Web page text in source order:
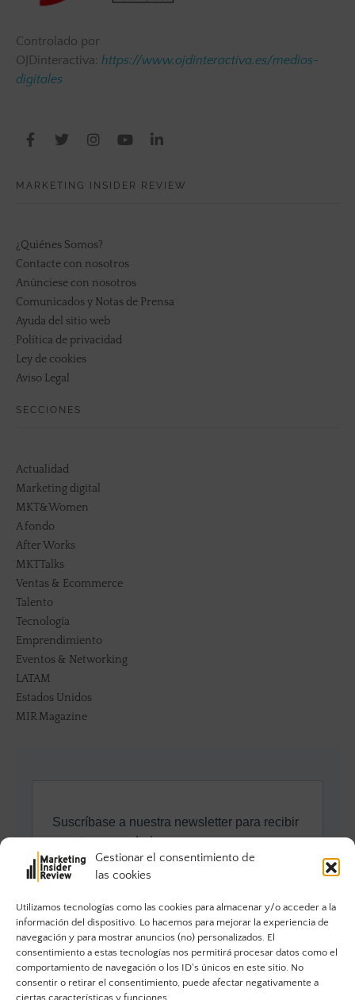
Gestionar el consentimiento de
las cookies
Utilizamos tecnologías como las cookies para almacenar y/o acceder a la
información del dispositivo. Lo hacemos para mejorar la experiencia de
navegación y para mostrar anuncios (no) personalizados. El
consentimiento a estas tecnologías nos permitirá procesar datos como el
comportamiento de navegación o los ID's únicos en este sitio. No
consentir o retirar el consentimiento, puede afectar negativamente a
ciertas características y funciones.
Controlado por
OJDinteractiva: https://www.ojdinteractiva.es/medios-
digitales
MARKETING INSIDER REVIEW
¿Quiénes Somos?
Contacte con nosotros
Anúnciese con nosotros
Comunicados y Notas de Prensa
Ayuda del sitio web
Política de privacidad
Ley de cookies
Aviso Legal
SECCIONES
Actualidad
Marketing digital
MKT&Women
A fondo
After Works
MKTTalks
Ventas & Ecommerce
Talento
Tecnología
Emprendimiento
Eventos & Networking
LATAM
Estados Unidos
MIR Magazine